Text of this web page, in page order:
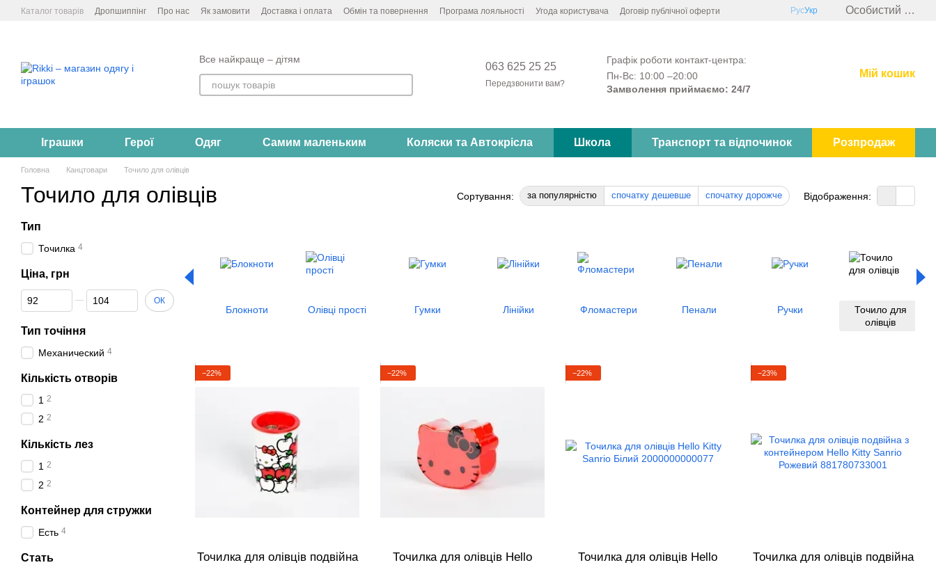
Перейти до основного контенту
Каталог товарів Дропшиппінг Про нас Як замовити Доставка і оплата Обмін та повернення Програма лояльності Угода користувача
Договір публічної оферти
РусУкр Особистий кабінет
Все найкраще – дітям
063 625 25 25
Передзвонити вам?
Графік роботи контакт-центра:
Пн-Вс: 10:00 –20:00
Замволення приймаємо: 24/7
Мій кошик
Іграшки Герої Одяг Самим маленьким Коляски та Автокрісла Школа Транспорт та відпочинок Розпродаж
Головна Канцтовари Точило для олівців
Точило для олівців Сортування: за популярністю спочатку дешевше спочатку дорожче Відображення:
Блокноти Олівці прості Гумки Лінійки Фломастери Пенали Ручки
Точило для
олівців
−22%
Точилка для олівців подвійна
−22%
Точилка для олівців Hello
−22%
Точилка для олівців Hello
−23%
Точилка для олівців подвійна
Тип
Точилка 4
Ціна, грн
Від Ціна, грн
До Ціна, грн ОК
Тип точіння
Механический 4
Кількість отворів
1 2
2 2
Кількість лез
1 2
2 2
Контейнер для стружки
Есть 4
Стать